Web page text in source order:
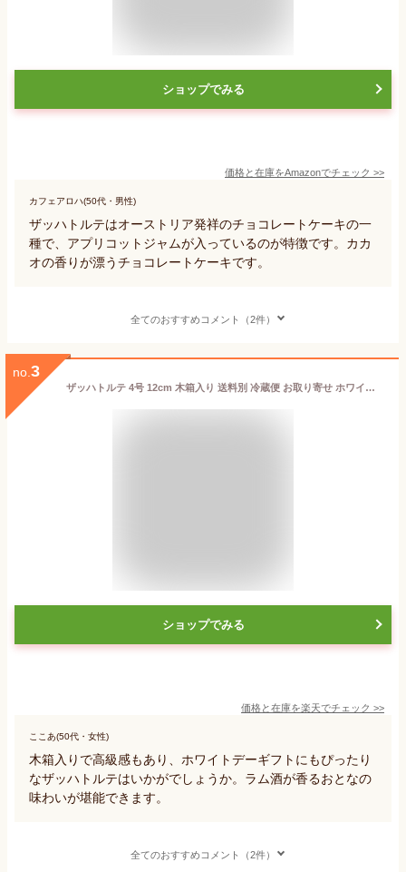
ショップでみる
価格と在庫をAmazonでチェック >>
カフェアロハ(50代・男性)
ザッハトルテはオーストリア発祥のチョコレートケーキの一
種で、アプリコットジャムが入っているのが特徴です。カカ
オの香りが漂うチョコレートケーキです。
全てのおすすめコメント（2件）
no. 3
ザッハトルテ 4号 12cm 木箱入り 送料別 冷蔵便 お取り寄せ ホワイトデー 誕生日 記念日 ギフト お供え お祝い ラム酒香る大人の贅沢 手作り ウィーン ウィーン菓子 チョコレートケーキ
ショップでみる
価格と在庫を楽天でチェック >>
ここあ(50代・女性)
木箱入りで高級感もあり、ホワイトデーギフトにもぴったり
なザッハトルテはいかがでしょうか。ラム酒が香るおとなの
味わいが堪能できます。
全てのおすすめコメント（2件）